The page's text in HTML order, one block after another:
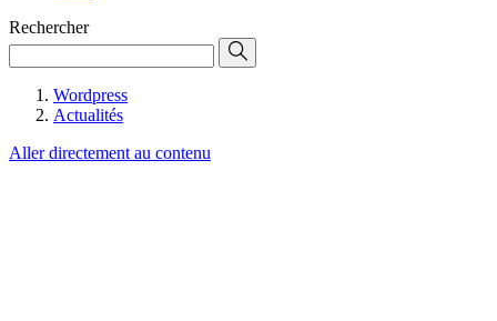
Rechercher
Wordpress
Actualités
Aller directement au contenu